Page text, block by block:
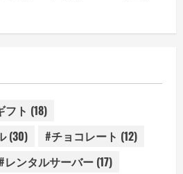
フト (18)
(30) #チョコレート (12)
レンタルサーバー (17)